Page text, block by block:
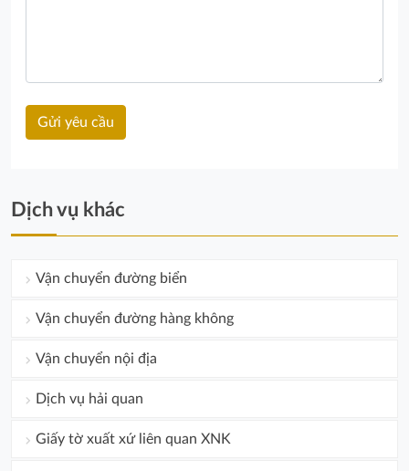
Dịch vụ khác
Vận chuyển đường biển
Vận chuyển đường hàng không
Vận chuyển nội địa
Dịch vụ hải quan
Giấy tờ xuất xứ liên quan XNK